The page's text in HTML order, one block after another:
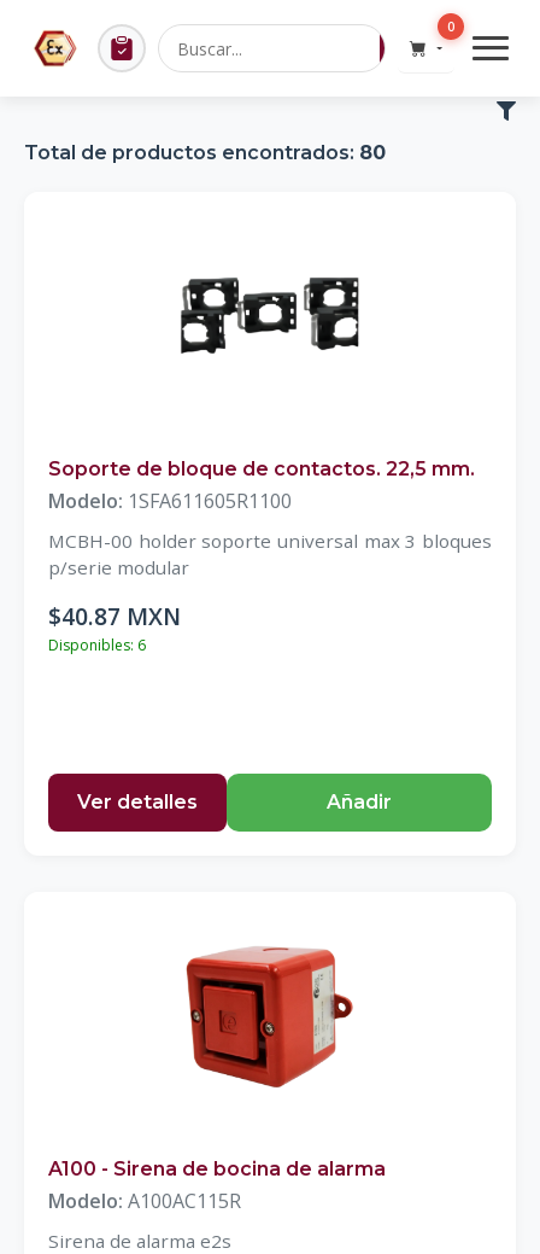
0
Total de productos encontrados: 80
Soporte de bloque de contactos. 22,5 mm.
Modelo: 1SFA611605R1100
MCBH-00 holder soporte universal max 3 bloques
p/serie modular
$40.87 MXN
Disponibles: 6
Ver detalles Añadir
A100 - Sirena de bocina de alarma
Modelo: A100AC115R
Sirena de alarma e2s